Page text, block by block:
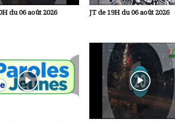
du 06 août 2026 JT de 19H du 06 août 2026